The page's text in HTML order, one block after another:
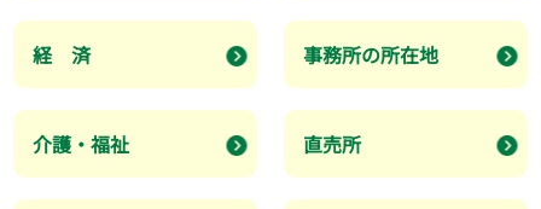
経 済
介護・福祉
事務所の所在地
直売所